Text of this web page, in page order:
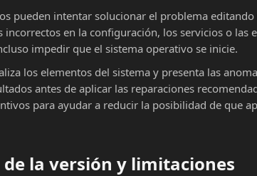
pueden intentar solucionar el problema
incorrectos en la configuración, los servicios o las
impedir que el sistema operativo se inicie.
los elementos del sistema y presenta las
antes de aplicar las reparaciones
para ayudar a reducir la posibilidad de que
la versión y limitaciones